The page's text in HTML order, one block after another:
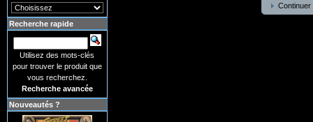
Continuer
Recherche rapide
Utilisez des mots-clés
pour trouver le produit que
vous recherchez.
Recherche avancée
Nouveautés ?